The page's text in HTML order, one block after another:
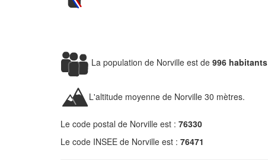
La population de Norville est de 996 habitants
L'altitude moyenne de Norville 30 mètres.
Le code postal de Norville est : 76330
Le code INSEE de Norville est : 76471